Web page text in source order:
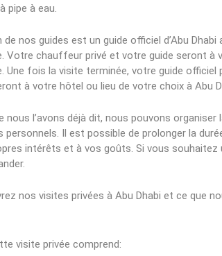
pipe à eau.
de nos guides est un guide officiel d’Abu
Votre chauffeur privé et votre guide seront à
Une fois la visite terminée, votre guide
à votre hôtel ou lieu de votre choix à Abu
nous l’avons déjà dit, nous pouvons
personnels. Il est possible de prolonger la
intérêts et à vos goûts. Si vous souhaitez
nos visites privées à Abu Dhabi et ce que
visite privée comprend: